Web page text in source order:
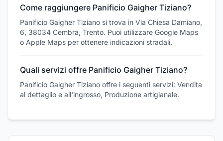
Come raggiungere Panificio Gaigher Tiziano?
Panificio Gaigher Tiziano si trova in Via Chiesa Damiano,
6, 38034 Cembra, Trento. Puoi utilizzare Google Maps
o Apple Maps per ottenere indicazioni stradali.
Quali servizi offre Panificio Gaigher Tiziano?
Panificio Gaigher Tiziano offre i seguenti servizi: Vendita
al dettaglio e all'ingrosso, Produzione artigianale.